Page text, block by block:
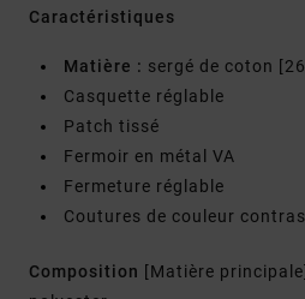
Caractéristiques
Matière : sergé de coton
Casquette réglable
Patch tissé
Fermoir en métal VA
Fermeture réglable
Coutures de couleur
Composition [Matière